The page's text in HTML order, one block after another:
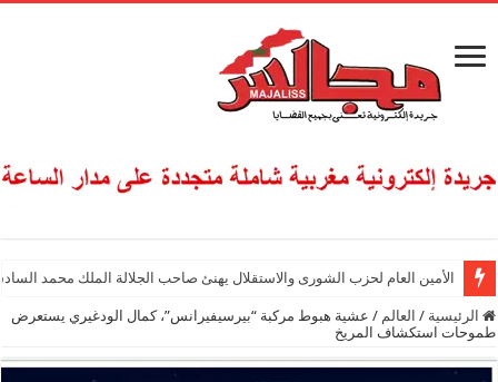
الأمين العام لحزب الشورى والاستقلال يهنئ صاحب الجلالة الملك محمد
الرئيسية / العالم / عشية هبوط مركبة “بيرسيفيرانس”، كمال الودغيري يستعرض
طموحات استكشاف المريخ